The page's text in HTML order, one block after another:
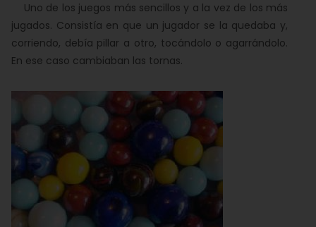
Uno de los juegos más sencillos y a la vez de los más
jugados. Consistía en que un jugador se la quedaba y,
corriendo, debía pillar a otro, tocándolo o agarrándolo.
En ese caso cambiaban las tornas.